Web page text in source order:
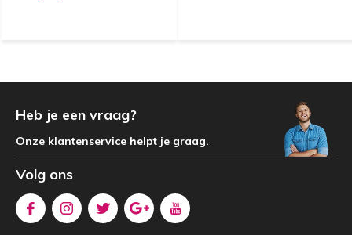
Heb je een vraag?
Onze klantenservice helpt je graag.
Volg ons